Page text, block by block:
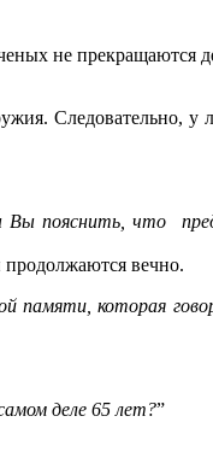
не прекращаются
Следовательно,
Вы пояснить, что
вечно.
памяти, которая
деле 65 лет?”